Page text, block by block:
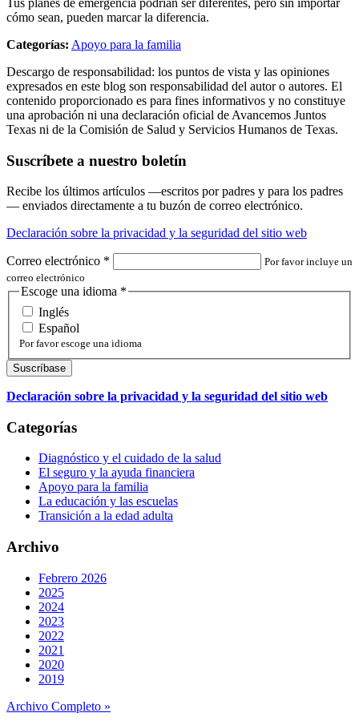
Tus planes de emergencia podrían ser diferentes, pero sin importar
cómo sean, pueden marcar la diferencia.
Categorías: Apoyo para la familia
Descargo de responsabilidad: los puntos de vista y las opiniones
expresados en este blog son responsabilidad del autor o autores. El
contenido proporcionado es para fines informativos y no constituye
una aprobación ni una declaración oficial de Avancemos Juntos
Texas ni de la Comisión de Salud y Servicios Humanos de Texas.
Suscríbete a nuestro boletín
Recibe los últimos artículos —escritos por padres y para los padres
— enviados directamente a tu buzón de correo electrónico.
Declaración sobre la privacidad y la seguridad del sitio web
Correo electrónico *
Por favor incluye un
correo electrónico
Escoge una idioma *
Inglés
Español
Por favor escoge una idioma
Declaración sobre la privacidad y la seguridad del sitio web
Categorías
Diagnóstico y el cuidado de la salud
El seguro y la ayuda financiera
Apoyo para la familia
La educación y las escuelas
Transición a la edad adulta
Archivo
Febrero 2026
2025
2024
2023
2022
2021
2020
2019
Archivo Completo »